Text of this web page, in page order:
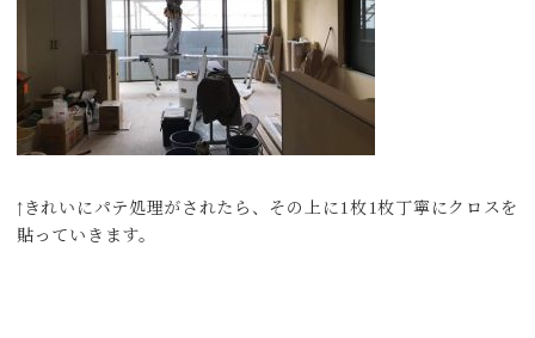
↑きれいにパテ処理がされたら、その上に1枚1枚丁寧にクロスを
貼っていきます。